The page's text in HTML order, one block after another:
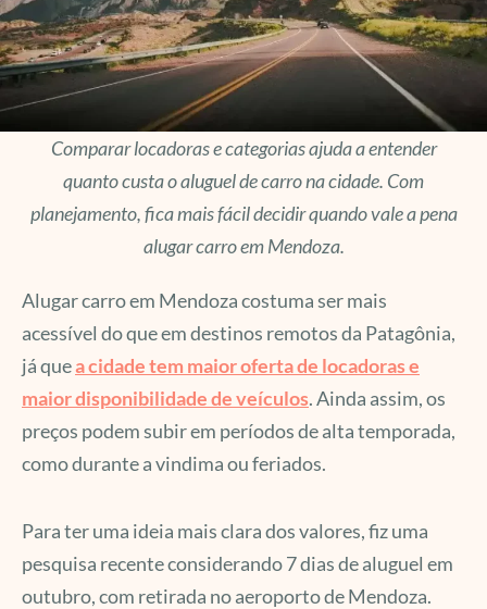
Comparar locadoras e categorias ajuda a entender
quanto custa o aluguel de carro na cidade. Com
planejamento, fica mais fácil decidir quando vale a pena
alugar carro em Mendoza.
Alugar carro em Mendoza costuma ser mais
acessível do que em destinos remotos da Patagônia,
já quea cidade tem maior oferta de locadoras e
maior disponibilidade de veículos. Ainda assim, os
preços podem subir em períodos de alta temporada,
como durante a vindima ou feriados.
Para ter uma ideia mais clara dos valores, fiz uma
pesquisa recente considerando 7 dias de aluguel em
outubro, com retirada no aeroporto de Mendoza.